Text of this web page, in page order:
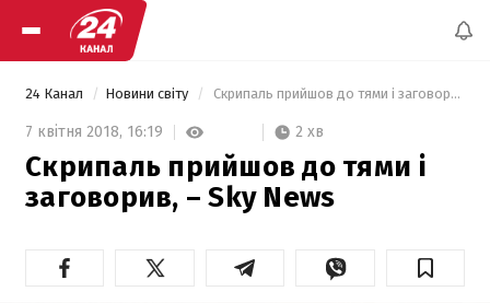
24 Канал Новини світу Скрипаль прийшов до тями і заговорив, – Sky News
7 квітня 2018, 16:19 2 хв
Скрипаль прийшов до тями і
заговорив, – Sky News